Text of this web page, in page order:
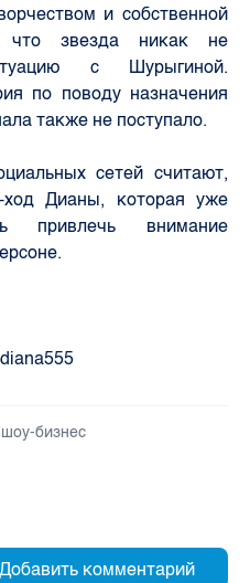
и собственной
звезда никак не
с Шурыгиной.
по поводу назначения
также не поступало.
сетей считают,
ход Дианы, которая уже
привлечь внимание
шоу-бизнес